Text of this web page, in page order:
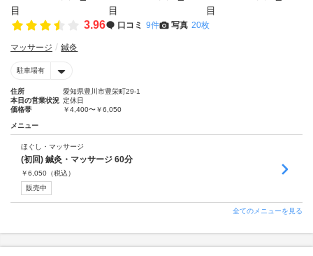
3.96 口コミ 9件 写真 20枚
マッサージ 鍼灸
駐車場有
住所
愛知県豊川市豊栄町29-1
本日の営業状況 定休日
価格帯
￥4,400〜￥6,050
メニュー
ほぐし・マッサージ
(初回) 鍼灸・マッサージ 60分
￥6,050 （税込）
販売中
全てのメニューを見る